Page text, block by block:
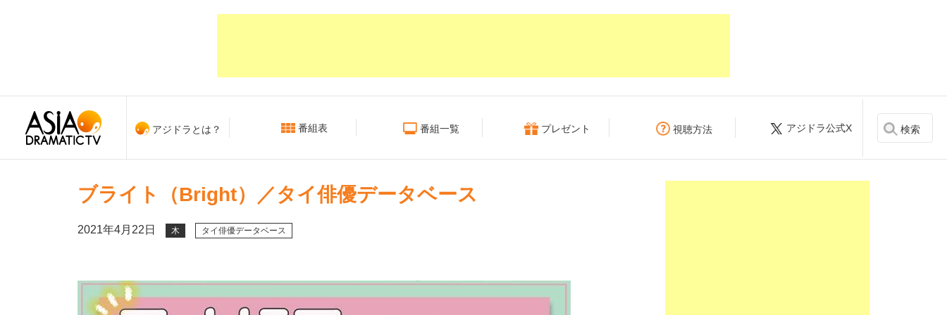
アジドラとは？ 番組表 番組一覧 プレゼント 視聴方法 アジドラ公式X 検索
ブライト（Bright）／タイ俳優データベース
2021年4月22日 木 タイ俳優データベース